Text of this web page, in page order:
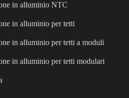
in alluminio NTC
in alluminio per tetti
in alluminio per tetti a moduli
in alluminio per tetti modulari